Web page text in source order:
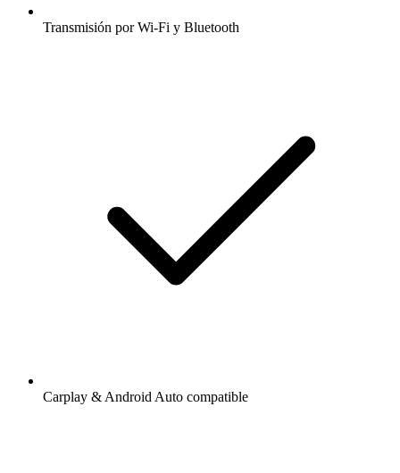
Transmisión por Wi-Fi y Bluetooth
Carplay & Android Auto compatible